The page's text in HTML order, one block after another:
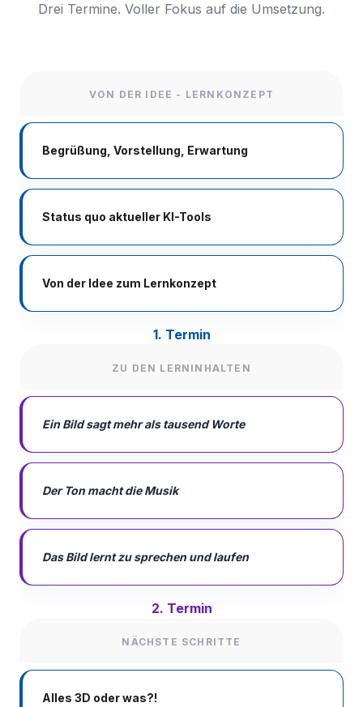
Drei Termine. Voller Fokus auf die Umsetzung.
VON DER IDEE - LERNKONZEPT
Begrüßung, Vorstellung, Erwartung
Status quo aktueller KI-Tools
Von der Idee zum Lernkonzept
1. Termin
ZU DEN LERNINHALTEN
Ein Bild sagt mehr als tausend Worte
Der Ton macht die Musik
Das Bild lernt zu sprechen und laufen
2. Termin
NÄCHSTE SCHRITTE
Alles 3D oder was?!